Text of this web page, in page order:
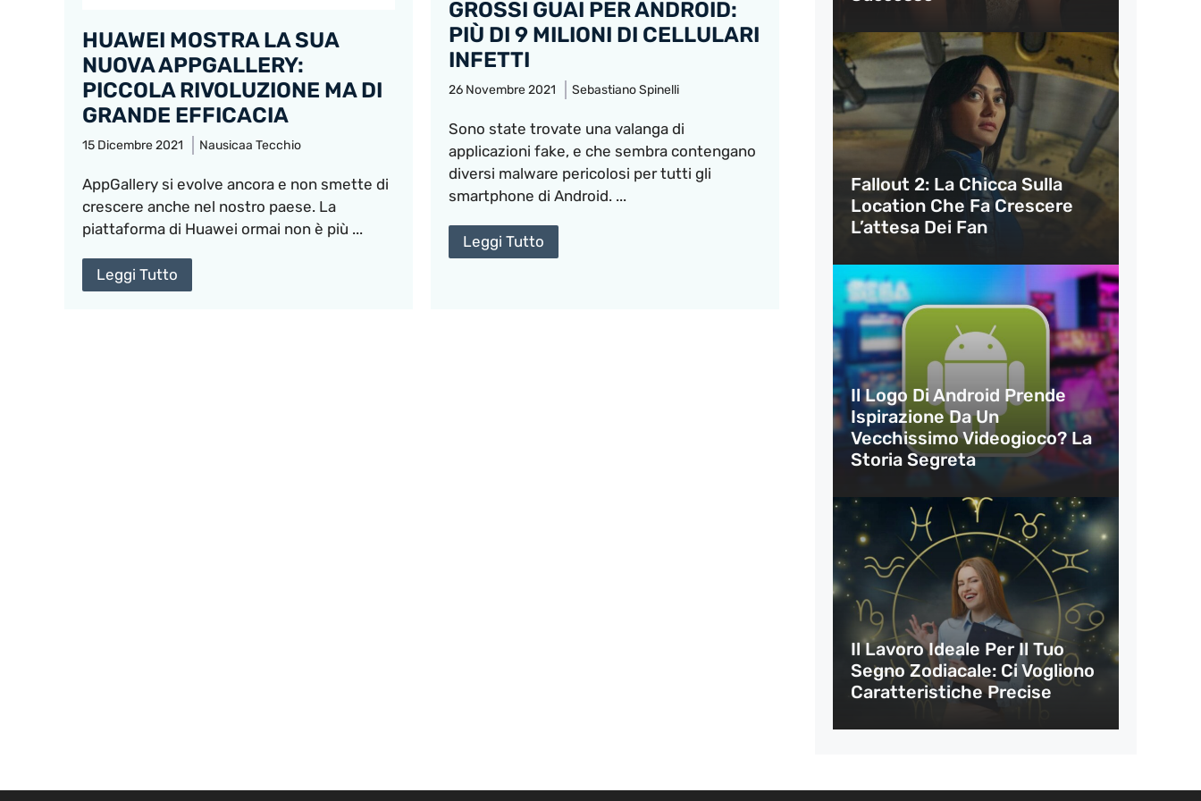
HUAWEI MOSTRA LA SUA
NUOVA APPGALLERY:
PICCOLA RIVOLUZIONE MA DI
GRANDE EFFICACIA
15 Dicembre 2021 Nausicaa Tecchio
AppGallery si evolve ancora e non smette di
crescere anche nel nostro paese. La
piattaforma di Huawei ormai non è più ...
Leggi Tutto
GROSSI GUAI PER ANDROID:
PIÙ DI 9 MILIONI DI CELLULARI
INFETTI
26 Novembre 2021 Sebastiano Spinelli
Sono state trovate una valanga di
applicazioni fake, e che sembra contengano
diversi malware pericolosi per tutti gli
smartphone di Android. ...
Leggi Tutto
Fallout 2: La Chicca Sulla
Location Che Fa Crescere
L’attesa Dei Fan
Il Logo Di Android Prende
Ispirazione Da Un
Vecchissimo Videogioco? La
Storia Segreta
Il Lavoro Ideale Per Il Tuo
Segno Zodiacale: Ci Vogliono
Caratteristiche Precise